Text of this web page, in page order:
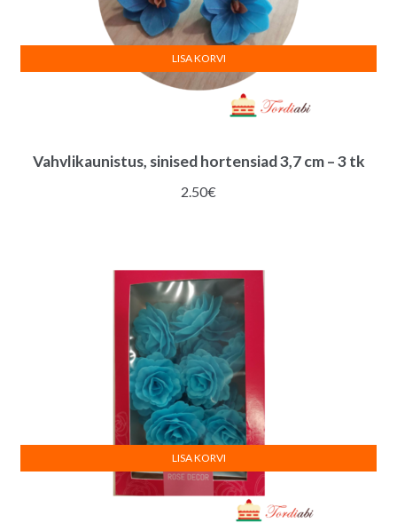
Vahvlikaunistus, sinised hortensiad 3,7 cm – 3 tk
2.50€
LISA KORVI
LISA KORVI